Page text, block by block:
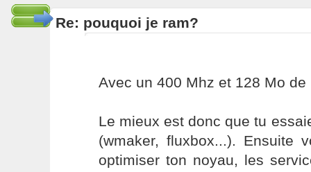
Re: pouquoi je ram?
Avec un 400 Mhz et 128 Mo de
Le mieux est donc que tu
(wmaker, fluxbox...). Ensuite
optimiser ton noyau, les